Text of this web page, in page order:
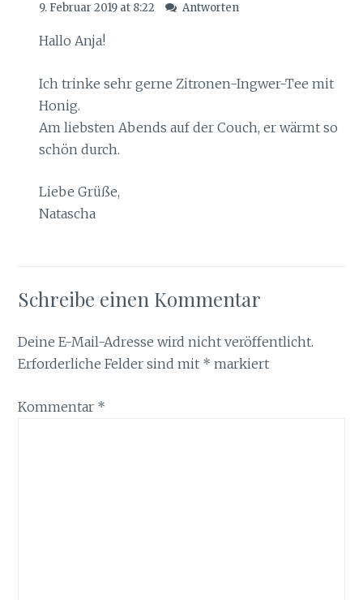
9. Februar 2019 at 8:22 Antworten
Hallo Anja!
Ich trinke sehr gerne Zitronen-Ingwer-Tee mit
Honig.
Am liebsten Abends auf der Couch, er wärmt so
schön durch.
Liebe Grüße,
Natascha
Schreibe einen Kommentar
Deine E-Mail-Adresse wird nicht veröffentlicht.
Erforderliche Felder sind mit * markiert
Kommentar *